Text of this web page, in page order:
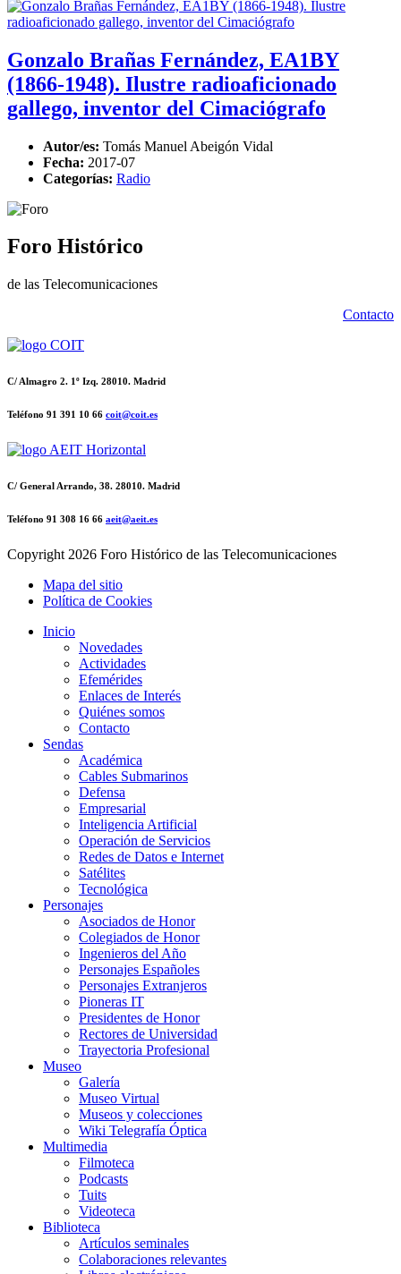
Gonzalo Brañas Fernández, EA1BY
(1866-1948). Ilustre radioaficionado
gallego, inventor del Cimaciógrafo
Autor/es: Tomás Manuel Abeigón Vidal
Fecha: 2017-07
Categorías: Radio
Foro Histórico
de las Telecomunicaciones
Contacto
C/ Almagro 2. 1º Izq. 28010. Madrid
Teléfono 91 391 10 66 coit@coit.es
C/ General Arrando, 38. 28010. Madrid
Teléfono 91 308 16 66 aeit@aeit.es
Copyright 2026 Foro Histórico de las Telecomunicaciones
Mapa del sitio
Política de Cookies
Inicio
Novedades
Actividades
Efemérides
Enlaces de Interés
Quiénes somos
Contacto
Sendas
Académica
Cables Submarinos
Defensa
Empresarial
Inteligencia Artificial
Operación de Servicios
Redes de Datos e Internet
Satélites
Tecnológica
Personajes
Asociados de Honor
Colegiados de Honor
Ingenieros del Año
Personajes Españoles
Personajes Extranjeros
Pioneras IT
Presidentes de Honor
Rectores de Universidad
Trayectoria Profesional
Museo
Galería
Museo Virtual
Museos y colecciones
Wiki Telegrafía Óptica
Multimedia
Filmoteca
Podcasts
Tuits
Videoteca
Biblioteca
Artículos seminales
Colaboraciones relevantes